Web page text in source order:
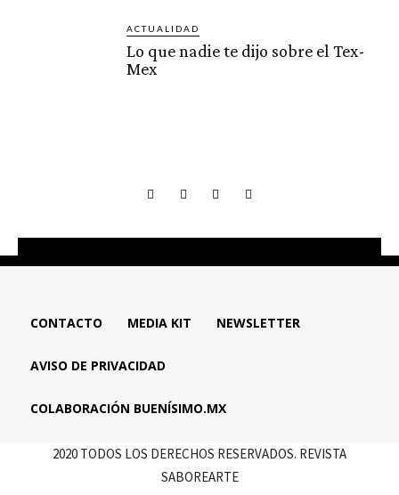
ACTUALIDAD
Lo que nadie te dijo sobre el Tex-
Mex
CONTACTO MEDIA KIT NEWSLETTER
AVISO DE PRIVACIDAD
COLABORACIÓN BUENÍSIMO.MX
2020 TODOS LOS DERECHOS RESERVADOS. REVISTA
SABOREARTE